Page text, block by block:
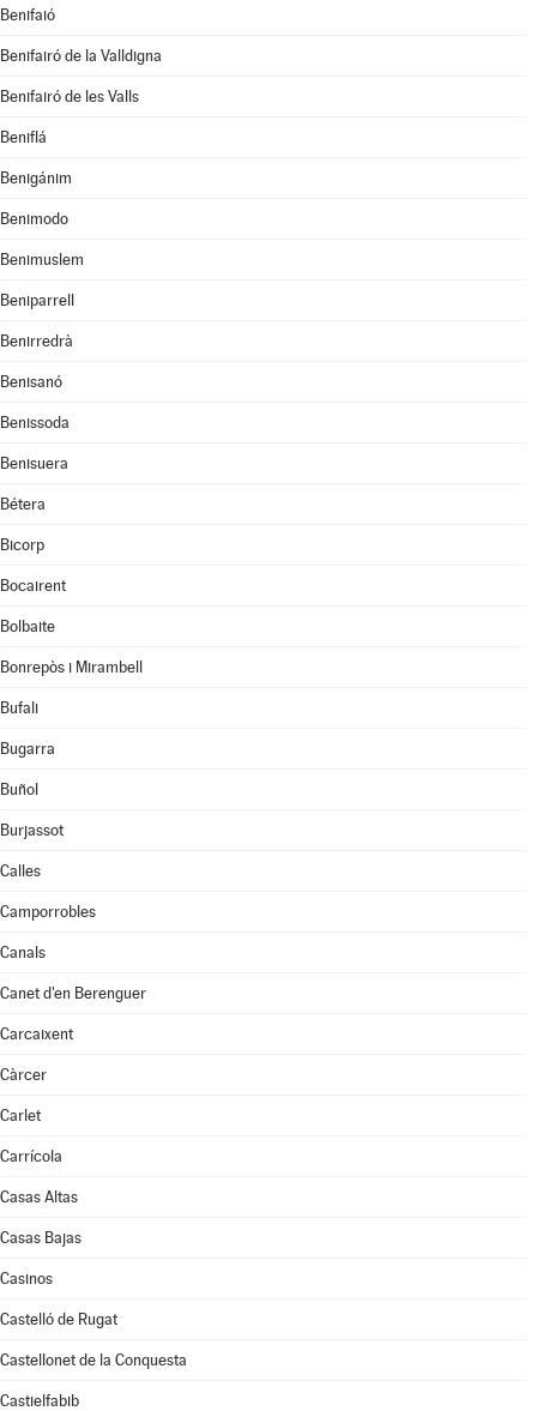
Benifaió
Benifairó de la Valldigna
Benifairó de les Valls
Beniflá
Benigánim
Benimodo
Benimuslem
Beniparrell
Benirredrà
Benisanó
Benissoda
Benisuera
Bétera
Bicorp
Bocairent
Bolbaite
Bonrepòs i Mirambell
Bufali
Bugarra
Buñol
Burjassot
Calles
Camporrobles
Canals
Canet d'en Berenguer
Carcaixent
Càrcer
Carlet
Carrícola
Casas Altas
Casas Bajas
Casinos
Castelló de Rugat
Castellonet de la Conquesta
Castielfabib